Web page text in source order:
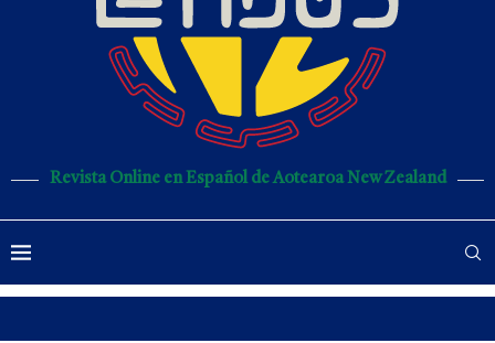
Revista Online en Español de Aotearoa New Zealand